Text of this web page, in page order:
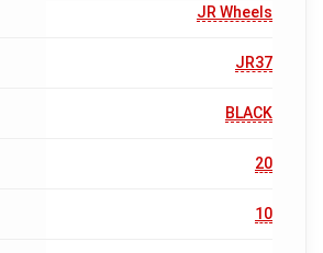
JR Wheels
JR37
BLACK
20
10